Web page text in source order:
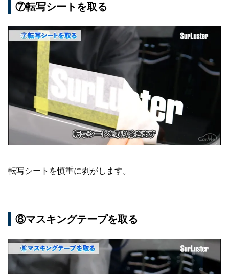
⑦転写シートを取る
転写シートを慎重に剥がします。
⑧マスキングテープを取る